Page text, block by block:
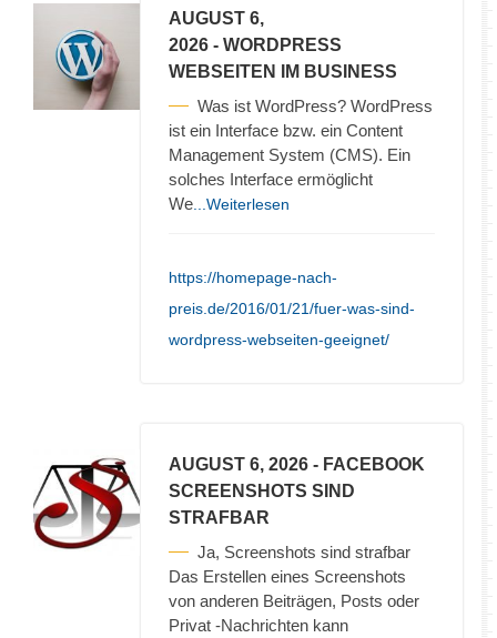
AUGUST 6,
2026 - WORDPRESS
WEBSEITEN IM BUSINESS
Was ist WordPress? WordPress
ist ein Interface bzw. ein Content
Management System (CMS). Ein
solches Interface ermöglicht
We ...Weiterlesen
https://homepage-nach-
preis.de/2016/01/21/fuer-was-sind-
wordpress-webseiten-geeignet/
AUGUST 6, 2026 - FACEBOOK
SCREENSHOTS SIND
STRAFBAR
Ja, Screenshots sind strafbar
Das Erstellen eines Screenshots
von anderen Beiträgen, Posts oder
Privat -Nachrichten kann